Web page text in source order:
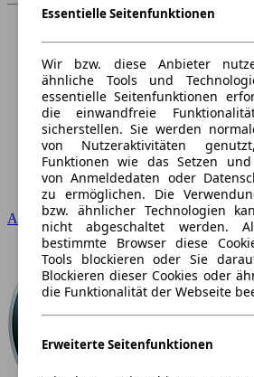
Audi
Essentielle Seitenfunktionen
Wir bzw. diese Anbieter
ähnliche Tools und
essentielle Seitenfunktionen
die einwandfreie
sicherstellen. Sie werden
von Nutzeraktivitäten
Funktionen wie das Setzen
von Anmeldedaten oder
zu ermöglichen. Die
bzw. ähnlicher Technologien
nicht abgeschaltet werden.
bestimmte Browser diese
Tools blockieren oder Sie
Blockieren dieser Cookies oder
die Funktionalität der Webseite
Erweiterte Seitenfunktionen